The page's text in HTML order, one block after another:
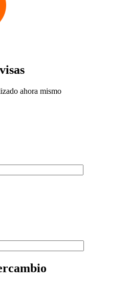
ahora mismo